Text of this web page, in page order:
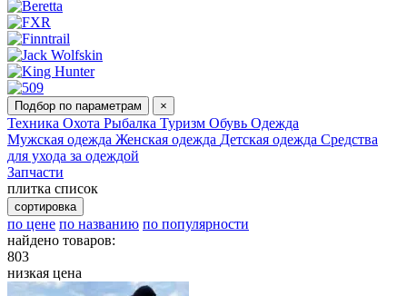
Подбор по параметрам ×
Техника Охота Рыбалка Туризм Обувь Одежда
Мужская одежда Женская одежда Детская одежда Средства
для ухода за одеждой
Запчасти
плитка список
сортировка
по цене по названию по популярности
найдено товаров:
803
низкая цена